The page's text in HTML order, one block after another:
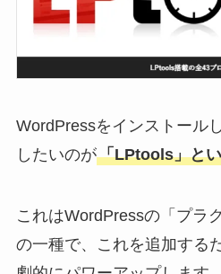
WordPressをインストール
したいのが「LPtools」と
これはWordPressの「プラ
の一種で、これを追加する